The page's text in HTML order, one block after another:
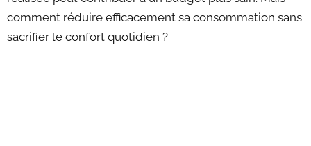
comment réduire efficacement sa consommation sans
sacrifier le confort quotidien ?